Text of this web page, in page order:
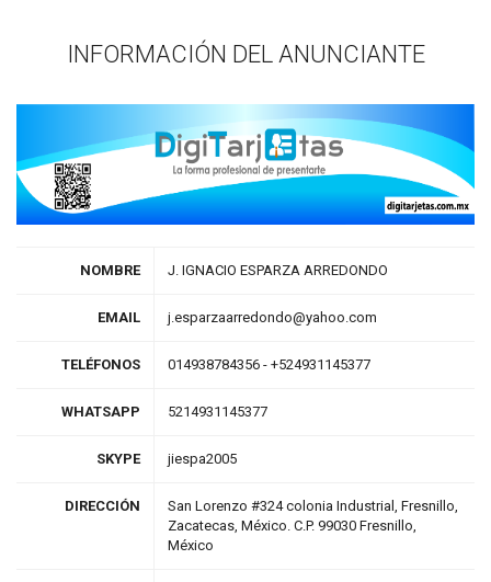
INFORMACIÓN DEL ANUNCIANTE
NOMBRE J. IGNACIO ESPARZA ARREDONDO
EMAIL j.esparzaarredondo@yahoo.com
TELÉFONOS 014938784356 - +524931145377
WHATSAPP 5214931145377
SKYPE jiespa2005
DIRECCIÓN
San Lorenzo #324 colonia Industrial, Fresnillo,
Zacatecas, México. C.P. 99030 Fresnillo,
México